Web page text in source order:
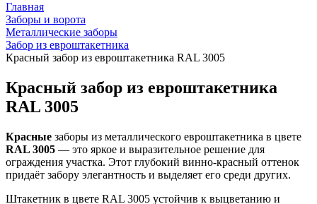
Главная
Заборы и ворота
Металлические заборы
Забор из евроштакетника
Красный забор из евроштакетника RAL 3005
Красный забор из евроштакетника
RAL 3005
Красные заборы из металлического евроштакетника в цвете
RAL 3005 — это яркое и выразительное решение для
ограждения участка. Этот глубокий винно-красный оттенок
придаёт забору элегантность и выделяет его среди других.
Штакетник в цвете RAL 3005 устойчив к выцветанию и